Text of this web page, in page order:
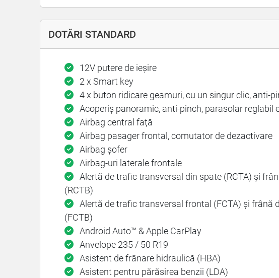
DOTĂRI STANDARD
12V putere de ieșire
2 x Smart key
4 x buton ridicare geamuri, cu un singur clic, anti-
Acoperiș panoramic, anti-pinch, parasolar reglabil
Airbag central față
Airbag pasager frontal, comutator de dezactivare
Airbag șofer
Airbag-uri laterale frontale
Alertă de trafic transversal din spate (RCTA) și
(RCTB)
Alertă de trafic transversal frontal (FCTA) și frână
(FCTB)
Android Auto™ & Apple CarPlay
Anvelope 235 / 50 R19
Asistent de frânare hidraulică (HBA)
Asistent pentru părăsirea benzii (LDA)